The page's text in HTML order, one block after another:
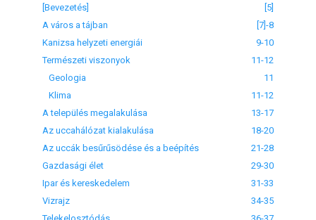
[Bevezetés]
[5]
A város a tájban
[7]-8
Kanizsa helyzeti energiái
9-10
Természeti viszonyok
11-12
Geologia
11
Klima
11-12
A település megalakulása
13-17
Az uccahálózat kialakulása
18-20
Az uccák besűrűsödése és a beépítés
21-28
Gazdasági élet
29-30
Ipar és kereskedelem
31-33
Vizrajz
34-35